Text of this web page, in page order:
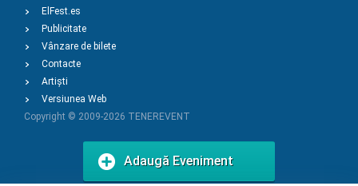
ElFest.es
Publicitate
Vânzare de bilete
Contacte
Artiști
Versiunea Web
Copyright © 2009-2026 TENEREVENT
Adaugă Eveniment